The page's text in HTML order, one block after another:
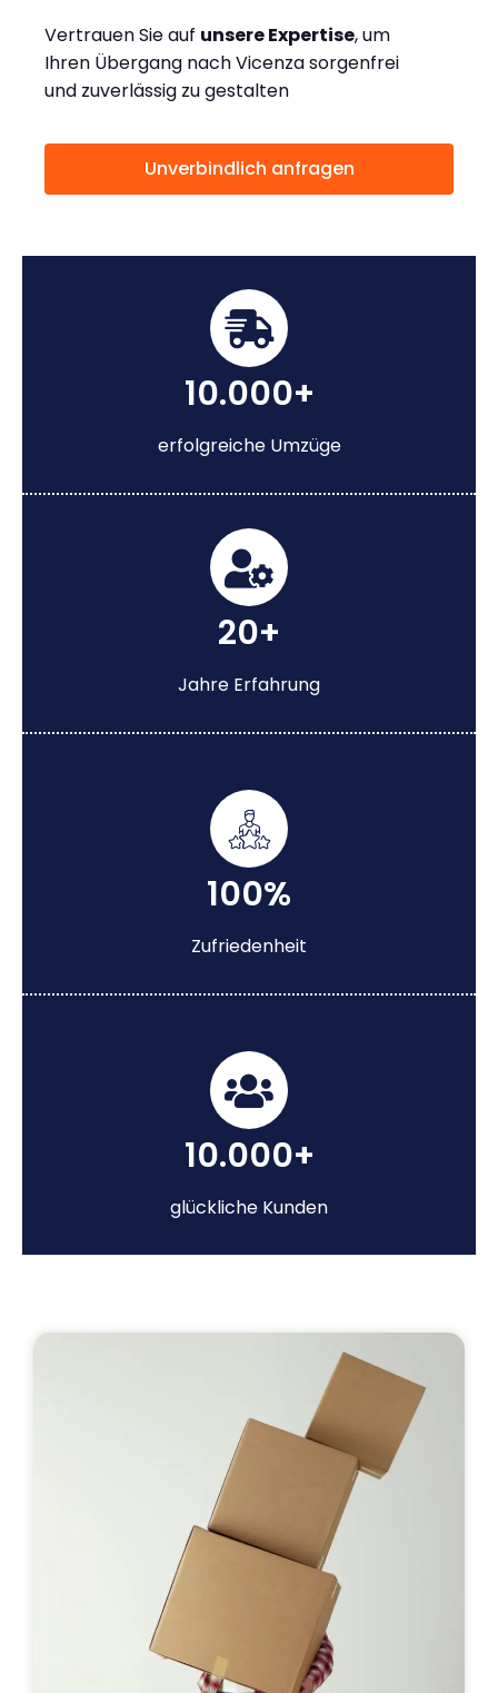
Vertrauen Sie auf unsere Expertise, um
Ihren Übergang nach Vicenza sorgenfrei
und zuverlässig zu gestalten
Unverbindlich anfragen
10.000+
erfolgreiche Umzüge
20+
Jahre Erfahrung
100%
Zufriedenheit
10.000+
glückliche Kunden